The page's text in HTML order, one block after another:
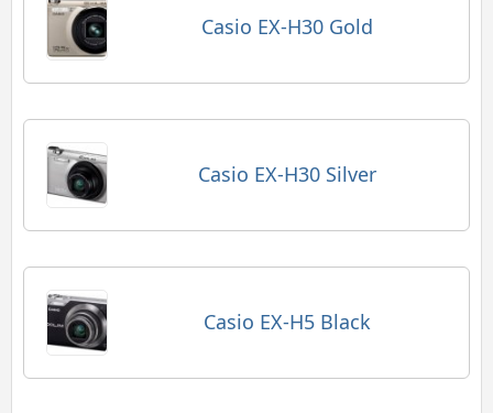
Casio EX-H30 Gold
Casio EX-H30 Silver
Casio EX-H5 Black